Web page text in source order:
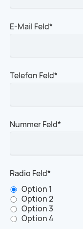
Pflichtfeld
E-Mail Feld*
Pflichtfeld
Telefon Feld*
Pflichtfeld
Nummer Feld*
Pflichtfeld
Radio Feld*
Option 1
Option 2
Option 3
Option 4